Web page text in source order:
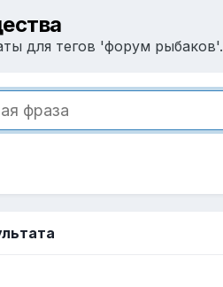
для тегов 'форум рыбаков'.